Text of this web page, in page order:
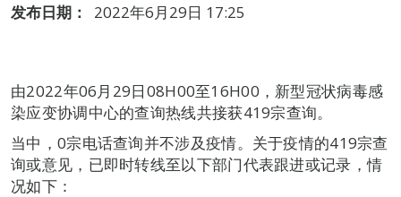
发布日期：
2022年6月29日 17:25
由2022年06月29日08H00至16H00，新型冠状病毒感
染应变协调中心的查询热线共接获419宗查询。
当中，0宗电话查询并不涉及疫情。关于疫情的419宗查
询或意见，已即时转线至以下部门代表跟进或记录，情
况如下：